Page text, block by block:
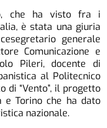
che ha visto fra i
è stata una giuria
generale
Comunicazione e
Pileri, docente di
al Politecnico
di “Vento”, il progetto
Torino che ha dato
nazionale.